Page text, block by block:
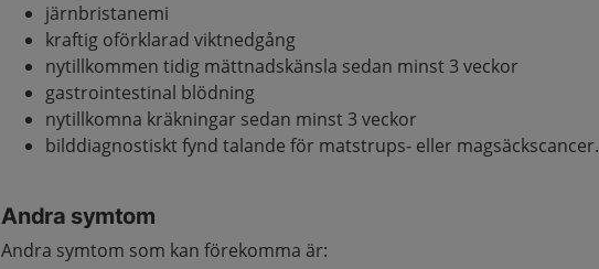
järnbristanemi
kraftig oförklarad viktnedgång
nytillkommen tidig mättnadskänsla sedan minst 3 veckor
gastrointestinal blödning
nytillkomna kräkningar sedan minst 3 veckor
bilddiagnostiskt fynd talande för matstrups- eller magsäckscancer.
Andra symtom
Andra symtom som kan förekomma är: